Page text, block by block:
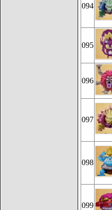
094
095
096
097
098
099